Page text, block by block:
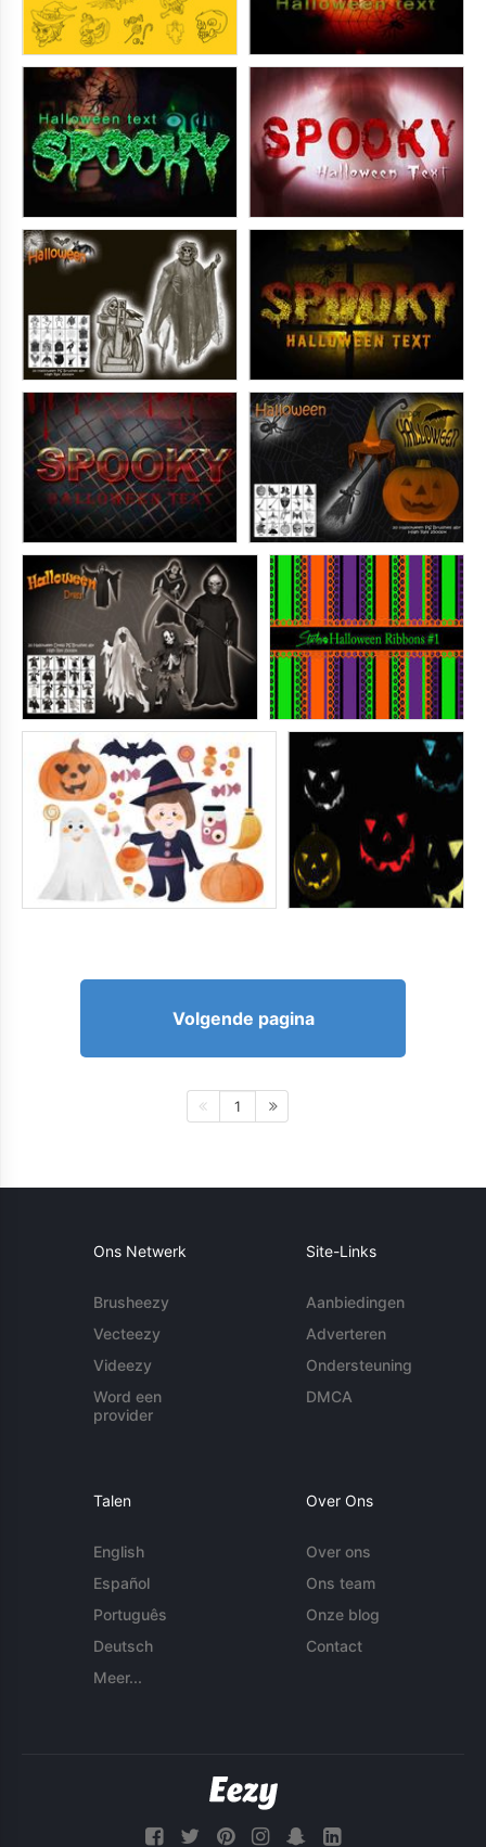
Volgende pagina
1
Ons Netwerk
Brusheezy
Vecteezy
Videezy
Word een
provider
Site-Links
Aanbiedingen
Adverteren
Ondersteuning
DMCA
Talen
English
Español
Português
Deutsch
Meer...
Over Ons
Over ons
Ons team
Onze blog
Contact